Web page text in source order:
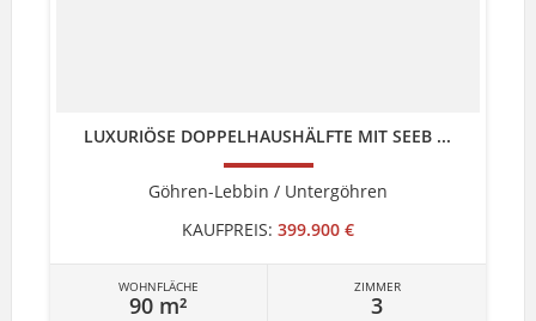
LUXURIÖSE DOPPELHAUSHÄLFTE MIT SEEB ...
Göhren-Lebbin / Untergöhren
KAUFPREIS: 399.900 €
WOHNFLÄCHE
90 m²
ZIMMER
3